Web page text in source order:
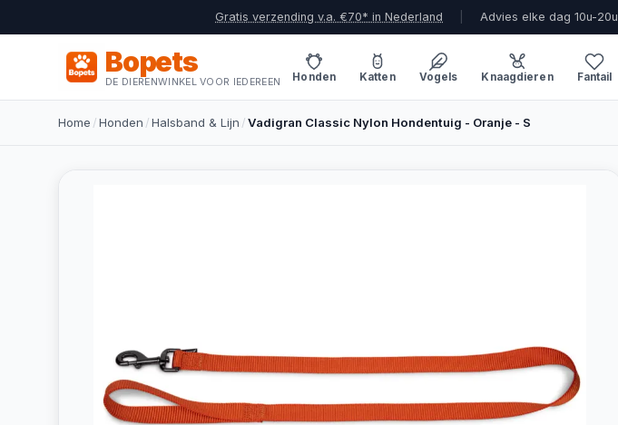
Gratis verzending v.a. €70* in Nederland Advies elke dag 10u-20u
Bopets
DE DIERENWINKEL VOOR IEDEREEN Honden Katten Vogels Knaagdieren Fantail
Home /Honden /Halsband & Lijn /Vadigran Classic Nylon Hondentuig - Oranje - S